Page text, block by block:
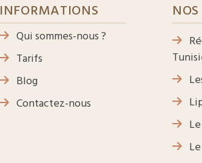
INFORMATIONS
Qui sommes-nous ?
Tarifs
Blog
Contactez-nous